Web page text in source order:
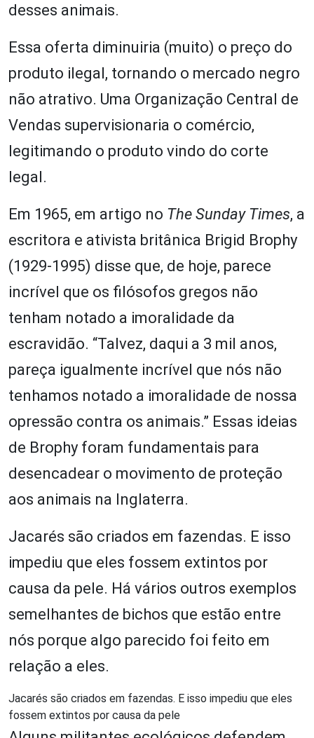
desses animais.
Essa oferta diminuiria (muito) o preço do
produto ilegal, tornando o mercado negro
não atrativo. Uma Organização Central de
Vendas supervisionaria o comércio,
legitimando o produto vindo do corte
legal.
Em 1965, em artigo no The Sunday Times, a
escritora e ativista britânica Brigid Brophy
(1929-1995) disse que, de hoje, parece
incrível que os filósofos gregos não
tenham notado a imoralidade da
escravidão. “Talvez, daqui a 3 mil anos,
pareça igualmente incrível que nós não
tenhamos notado a imoralidade de nossa
opressão contra os animais.” Essas ideias
de Brophy foram fundamentais para
desencadear o movimento de proteção
aos animais na Inglaterra.
Jacarés são criados em fazendas. E isso
impediu que eles fossem extintos por
causa da pele. Há vários outros exemplos
semelhantes de bichos que estão entre
nós porque algo parecido foi feito em
relação a eles.
Jacarés são criados em fazendas. E isso impediu que eles
fossem extintos por causa da pele